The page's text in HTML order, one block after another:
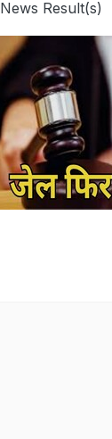
Result(s)